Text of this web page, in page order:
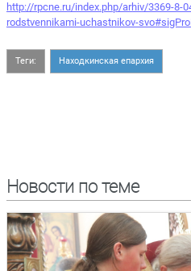
http://rpcne.ru/index.php/arhiv/3369-8-
rodstvennikami-uchastnikov-
Теги: Находкинская епархия
Новости по теме